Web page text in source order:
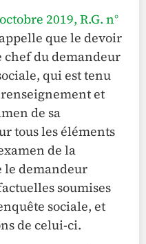
2019, R.G. n°
que le devoir
chef du demandeur
qui est tenu
et
de sa
tous les éléments
de la
le demandeur
soumises
sociale, et
de celui-ci.